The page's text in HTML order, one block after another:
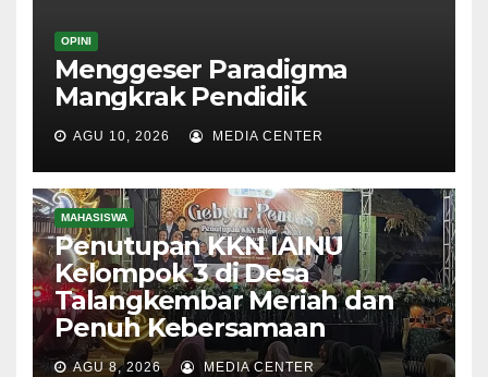
OPINI
Menggeser Paradigma
Mangkrak Pendidik
AGU 10, 2026 MEDIA CENTER
MAHASISWA
Penutupan KKN IAINU
Kelompok 3 di Desa
Talangkembar Meriah dan
Penuh Kebersamaan
AGU 8, 2026 MEDIA CENTER